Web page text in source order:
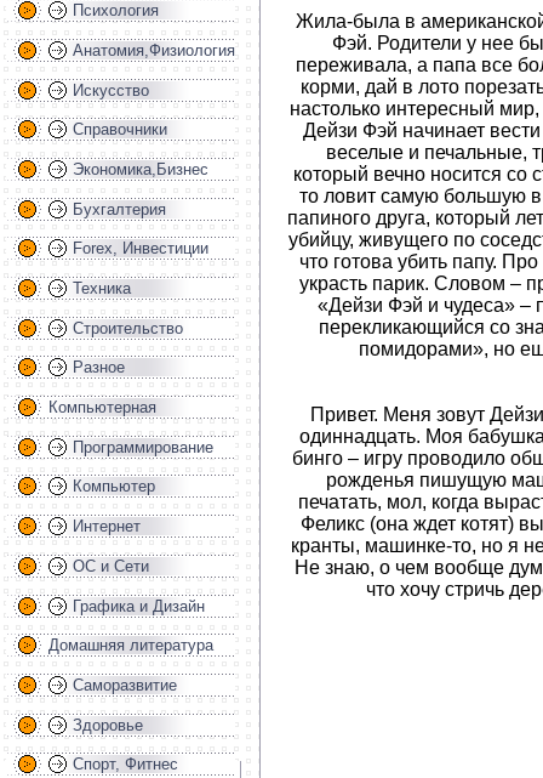
Психология
Анатомия,Физиология
Искусство
Справочники
Экономика,Бизнес
Бухгалтерия
Forex, Инвестиции
Техника
Строительство
Разное
Компьютерная
Программирование
Компьютер
Интернет
ОС и Сети
Графика и Дизайн
Домашняя литература
Саморазвитие
Здоровье
Спорт, Фитнес
Жила-была в
Фэй. Родители у нее
переживала, а папа все
корми, дай в лото
настолько интересный мир,
Дейзи Фэй начинает
веселые и печальные,
который вечно носится со
то ловит самую большую
папиного друга, который
убийцу, живущего по
что готова убить папу.
украсть парик. Словом –
«Дейзи Фэй и чудеса» –
перекликающийся со
помидорами», но
Привет. Меня зовут
одиннадцать. Моя
бинго – игру проводило
рожденья пишущую
печатать, мол, когда
Феликс (она ждет котят)
кранты, машинке-то, но я
Не знаю, о чем вообще
что хочу стричь